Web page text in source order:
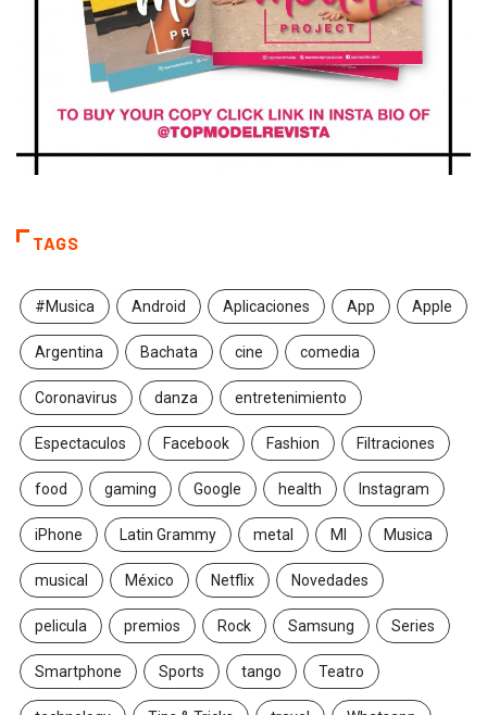
TAGS
#Musica Android Aplicaciones App Apple
Argentina Bachata cine comedia
Coronavirus danza entretenimiento
Espectaculos Facebook Fashion Filtraciones
food gaming Google health Instagram
iPhone Latin Grammy metal MI Musica
musical México Netflix Novedades
pelicula premios Rock Samsung Series
Smartphone Sports tango Teatro